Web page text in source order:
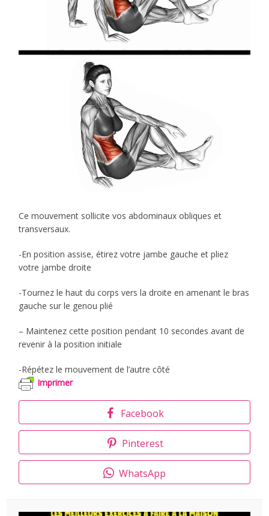
Ce mouvement sollicite vos abdominaux obliques et
transversaux.
-En position assise, étirez votre jambe gauche et pliez
votre jambe droite
-Tournez le haut du corps vers la droite en amenant le bras
gauche sur le genou plié
– Maintenez cette position pendant 10 secondes avant de
revenir à la position initiale
-Répétez le mouvement de l’autre côté
Imprimer
Facebook
Pinterest
WhatsApp